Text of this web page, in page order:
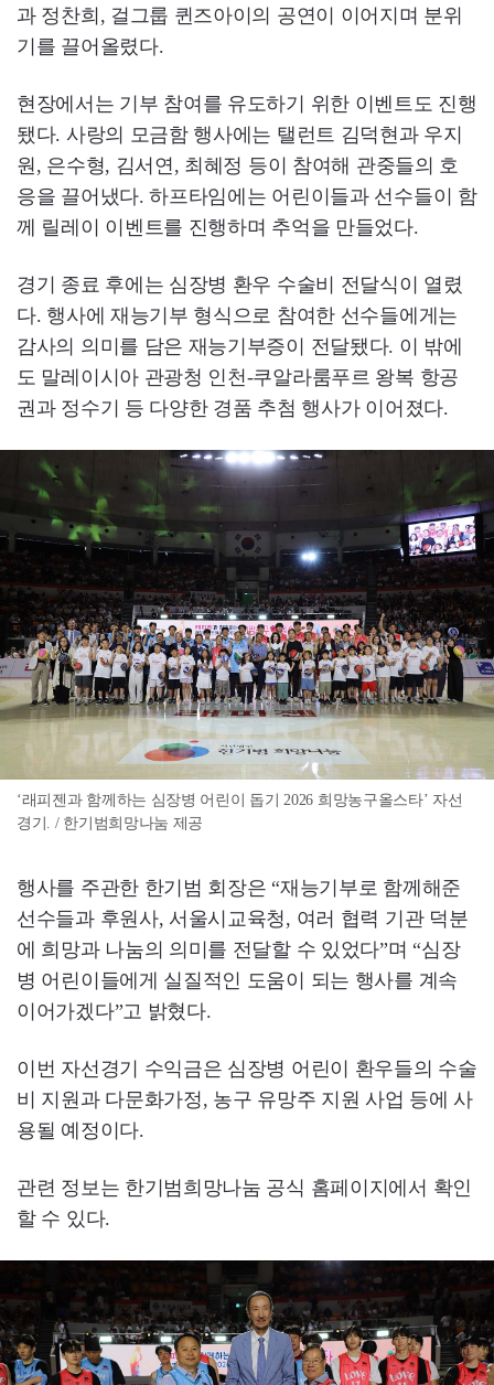
과 정찬희, 걸그룹 퀸즈아이의 공연이 이어지며 분위
기를 끌어올렸다.
현장에서는 기부 참여를 유도하기 위한 이벤트도 진행
됐다. 사랑의 모금함 행사에는 탤런트 김덕현과 우지
원, 은수형, 김서연, 최혜정 등이 참여해 관중들의 호
응을 끌어냈다. 하프타임에는 어린이들과 선수들이 함
께 릴레이 이벤트를 진행하며 추억을 만들었다.
경기 종료 후에는 심장병 환우 수술비 전달식이 열렸
다. 행사에 재능기부 형식으로 참여한 선수들에게는
감사의 의미를 담은 재능기부증이 전달됐다. 이 밖에
도 말레이시아 관광청 인천-쿠알라룸푸르 왕복 항공
권과 정수기 등 다양한 경품 추첨 행사가 이어졌다.
‘래피젠과 함께하는 심장병 어린이 돕기 2026 희망농구올스타’ 자선
경기. / 한기범희망나눔 제공
행사를 주관한 한기범 회장은 “재능기부로 함께해준
선수들과 후원사, 서울시교육청, 여러 협력 기관 덕분
에 희망과 나눔의 의미를 전달할 수 있었다”며 “심장
병 어린이들에게 실질적인 도움이 되는 행사를 계속
이어가겠다”고 밝혔다.
이번 자선경기 수익금은 심장병 어린이 환우들의 수술
비 지원과 다문화가정, 농구 유망주 지원 사업 등에 사
용될 예정이다.
관련 정보는 한기범희망나눔 공식 홈페이지에서 확인
할 수 있다.